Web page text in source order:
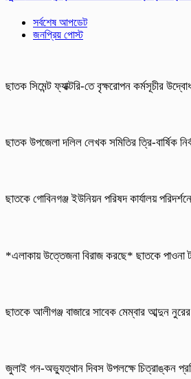
সর্বশেষ আপডেট
জনপ্রিয় পোস্ট
ছাতক সিমেন্ট ফ্যাক্টরি-তে বৃক্ষরোপন কর্মসূচীর
ছাতক উপজেলা দলিল লেখক সমিতির ত্রি-বার্ষিক
ছাতকে গোবিনগঞ্জ ইউনিয়ন পরিষদ কার্যালয়
*এলাকায় উত্তেজনা বিরাজ করছে* ছাতকে পাওনা
ছাতকে আলীগঞ্জ বাজারে সাবেক মেম্বার আব্দুন
জুলাই গন-অভ্যুত্থান দিবস উপলক্ষে চিত্রাঙ্কন